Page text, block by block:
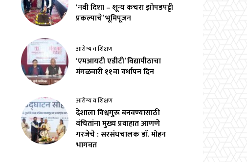
‘नवी दिशा – शून्य कचरा झोपडपट्टी
प्रकल्पाचे’ भूमिपूजन
आरोग्य व शिक्षण
‘एमआयटी एडीटी’ विद्यापीठाचा
मंगळवारी ११वा वर्धापन दिन
आरोग्य व शिक्षण
देशाला विश्वगुरू बनवण्यासाठी
वंचितांना मुख्य प्रवाहात आणणे
गरजेचे : सरसंघचालक डाॅ. मोहन
भागवत